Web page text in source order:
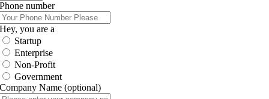
Phone number
Hey, you are a
Startup
Enterprise
Non-Profit
Government
Company Name (optional)